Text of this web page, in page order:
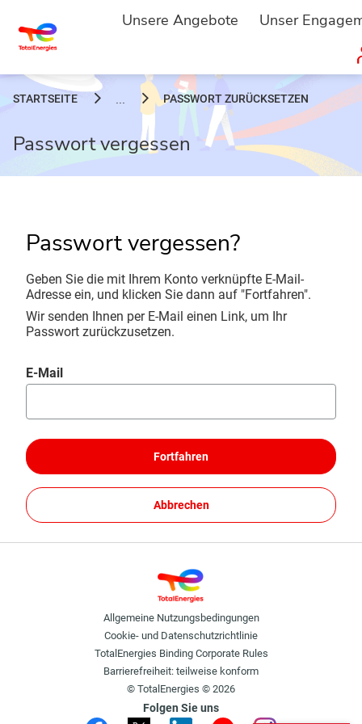
Unsere Angebote Unser
STARTSEITE PASSWORT ZURÜCKSETZEN
Passwort vergessen
Passwort vergessen?
Geben Sie die mit Ihrem Konto verknüpfte E-Mail-
Adresse ein, und klicken Sie dann auf "Fortfahren".
Wir senden Ihnen per E-Mail einen Link, um Ihr
Passwort zurückzusetzen.
Passwort mithilfe Ihres E-Mails zurücksetzen
E-Mail
Fortfahren
Abbrechen
Allgemeine Nutzungsbedingungen
Cookie- und Datenschutzrichtlinie
TotalEnergies Binding Corporate Rules
Barrierefreiheit: teilweise konform
© TotalEnergies © 2026
Folgen Sie uns